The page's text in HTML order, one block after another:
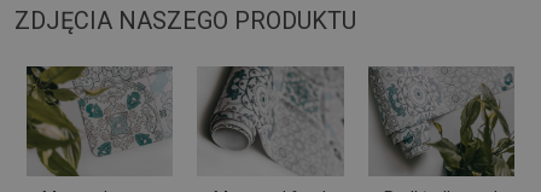
ZDJĘCIA NASZEGO PRODUKTU